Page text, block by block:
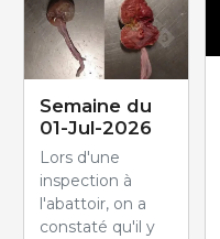
Semaine du
01-Jul-2026
Lors d'une
inspection à
l'abattoir, on a
constaté qu'il y